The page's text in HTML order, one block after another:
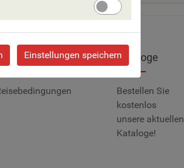
Kataloge
Bestellen Sie
kostenlos
unsere aktuellen
Kataloge!
Einstellungen speichern